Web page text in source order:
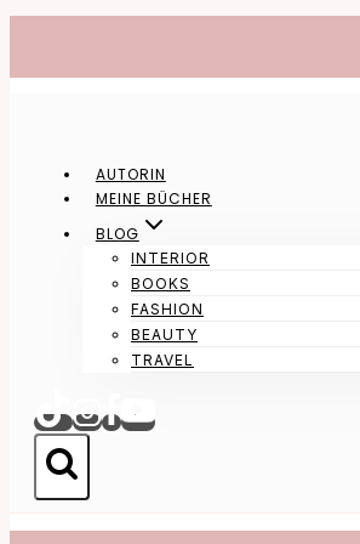
springen
AUTORIN
MEINE BÜCHER
BLOG
INTERIOR
BOOKS
FASHION
BEAUTY
TRAVEL